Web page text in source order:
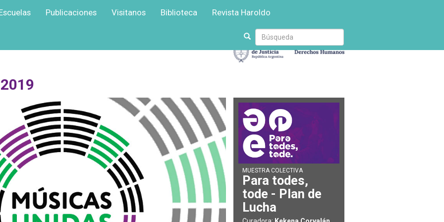
Publicaciones Visitanos Biblioteca Revista Haroldo
Escriba
su
búsqueda
MUESTRA COLECTIVA
Para todes,
tode - Plan de
Lucha